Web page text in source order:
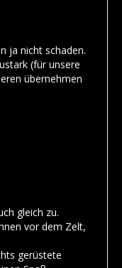
ja nicht schaden.
(für unsere
übernehmen
gleich zu.
vor dem Zelt,
gerüstete